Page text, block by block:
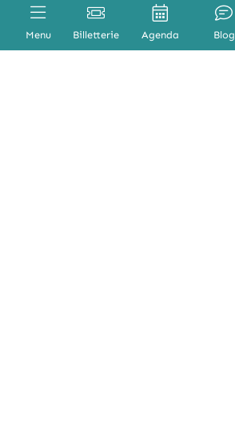
Menu Billetterie Agenda Blog